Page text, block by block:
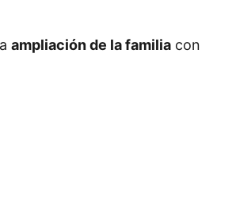
ampliación de la familia con